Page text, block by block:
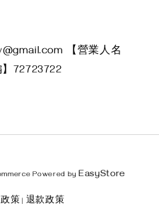
【營業人名
72723722
Powered by EasyStore
策 退款政策